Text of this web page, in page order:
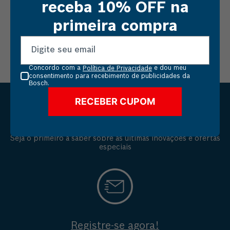
Seja o primeiro a saber sobre as últimas inovações e ofertas
especiais
Registre-se agora!
receba 10% OFF na
primeira compra
Concordo com a Política de Privacidade e dou meu
consentimento para recebimento de publicidades da
Bosch.
RECEBER CUPOM